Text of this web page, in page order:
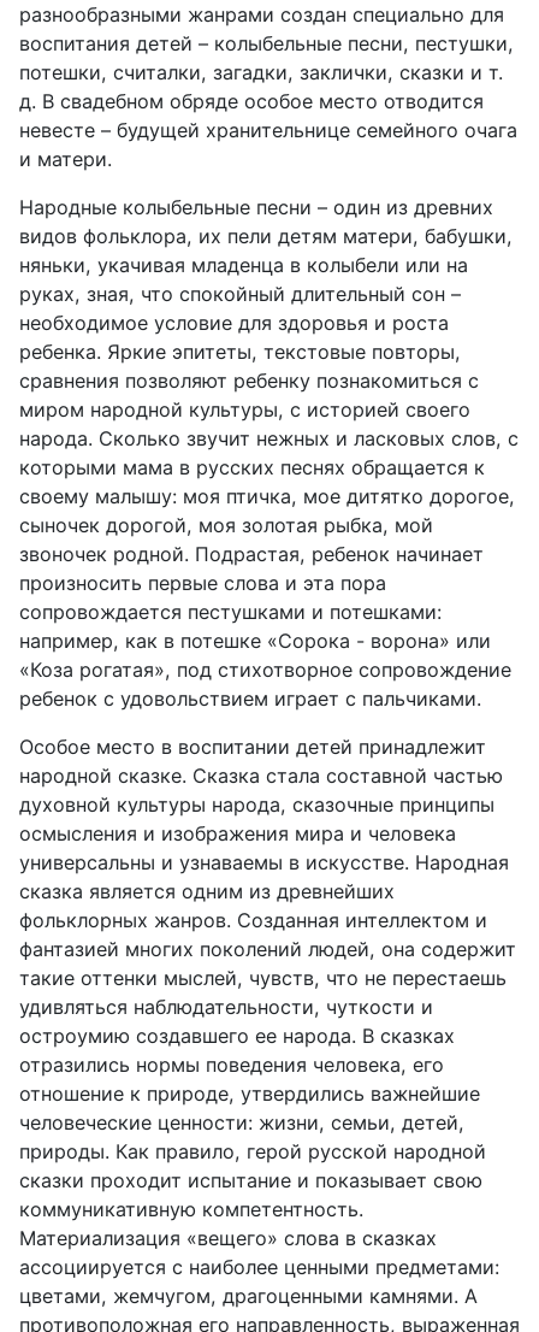
разнообразными жанрами создан специально для
воспитания детей – колыбельные песни, пестушки,
потешки, считалки, загадки, заклички, сказки и т.
д. В свадебном обряде особое место отводится
невесте – будущей хранительнице семейного очага
и матери.
Народные колыбельные песни – один из древних
видов фольклора, их пели детям матери, бабушки,
няньки, укачивая младенца в колыбели или на
руках, зная, что спокойный длительный сон –
необходимое условие для здоровья и роста
ребенка. Яркие эпитеты, текстовые повторы,
сравнения позволяют ребенку познакомиться с
миром народной культуры, с историей своего
народа. Сколько звучит нежных и ласковых слов, с
которыми мама в русских песнях обращается к
своему малышу: моя птичка, мое дитятко дорогое,
сыночек дорогой, моя золотая рыбка, мой
звоночек родной. Подрастая, ребенок начинает
произносить первые слова и эта пора
сопровождается пестушками и потешками:
например, как в потешке «Сорока - ворона» или
«Коза рогатая», под стихотворное сопровождение
ребенок с удовольствием играет с пальчиками.
Особое место в воспитании детей принадлежит
народной сказке. Сказка стала составной частью
духовной культуры народа, сказочные принципы
осмысления и изображения мира и человека
универсальны и узнаваемы в искусстве. Народная
сказка является одним из древнейших
фольклорных жанров. Созданная интеллектом и
фантазией многих поколений людей, она содержит
такие оттенки мыслей, чувств, что не перестаешь
удивляться наблюдательности, чуткости и
остроумию создавшего ее народа. В сказках
отразились нормы поведения человека, его
отношение к природе, утвердились важнейшие
человеческие ценности: жизни, семьи, детей,
природы. Как правило, герой русской народной
сказки проходит испытание и показывает свою
коммуникативную компетентность.
Материализация «вещего» слова в сказках
ассоциируется с наиболее ценными предметами:
цветами, жемчугом, драгоценными камнями. А
противоположная его направленность, выраженная